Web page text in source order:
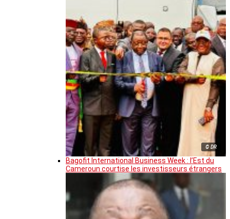
© DR
Bagofit International Business Week : l’Est du
Cameroun courtise les investisseurs étrangers